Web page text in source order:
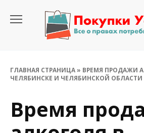
содержанию
ГЛАВНАЯ СТРАНИЦА» ВРЕМЯ ПРОДАЖИ
ЧЕЛЯБИНСКЕ И ЧЕЛЯБИНСКОЙ ОБЛАСТИ
Время